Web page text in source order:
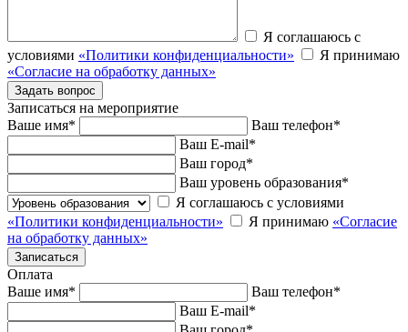
Я соглашаюсь с
условиями «Политики конфиденциальности»
Я принимаю
«Согласие на обработку данных»
Записаться на мероприятие
Ваше имя* Ваш телефон*
Ваш E-mail*
Ваш город*
Ваш уровень образования*
Я соглашаюсь с условиями
«Политики конфиденциальности»
Я принимаю «Согласие
на обработку данных»
Оплата
Ваше имя* Ваш телефон*
Ваш E-mail*